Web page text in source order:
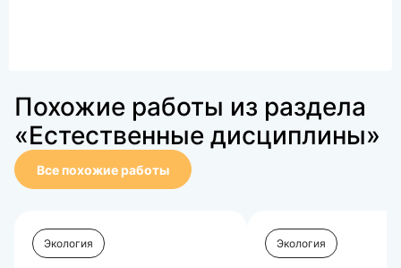
Похожие работы из раздела
«Естественные дисциплины»
Все похожие работы
Экология Экология